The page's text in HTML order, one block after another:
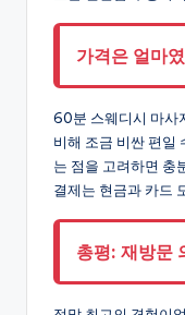
가격은 얼마
60분 스웨디시 마사
비해 조금 비싼 편일
는 점을 고려하면 충
결제는 현금과 카드
총평: 재방문